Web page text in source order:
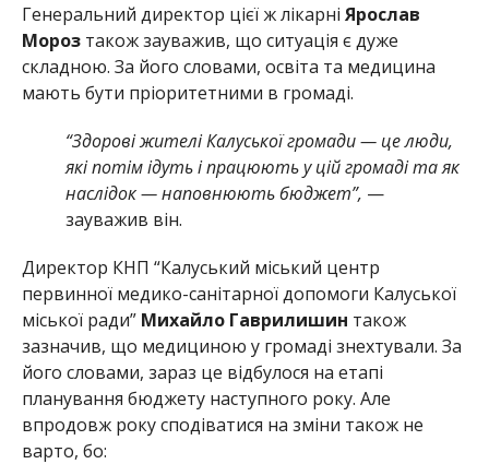
Генеральний директор цієї ж лікарні Ярослав
Морозтакож зауважив, що ситуація є дуже
складною. За його словами, освіта та медицина
мають бути пріоритетними в громаді.
“Здорові жителі Калуської громади — це люди,
які потім ідуть і працюють у цій громаді та як
наслідок — наповнюють бюджет”, —
зауважив він.
Директор КНП “Калуський міський центр
первинної медико-санітарної допомоги Калуської
міської ради” Михайло Гаврилишин також
зазначив, що медициною у громаді знехтували. За
його словами, зараз це відбулося на етапі
планування бюджету наступного року. Але
впродовж року сподіватися на зміни також не
варто, бо: